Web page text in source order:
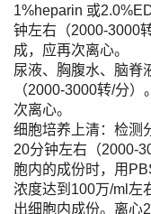
1%heparin 或
钟左右（2000-3000
成，应再次离心。
尿液、胸腹水、脑脊
（2000-3000转/分
次离心。
细胞培养上清：检测
20分钟左右（2000-
胞内的成份时，用
浓度达到100万/ml左
出细胞内成份。离心